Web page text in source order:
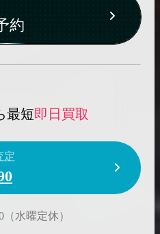
約
最短即日買取
定
（水曜定休）